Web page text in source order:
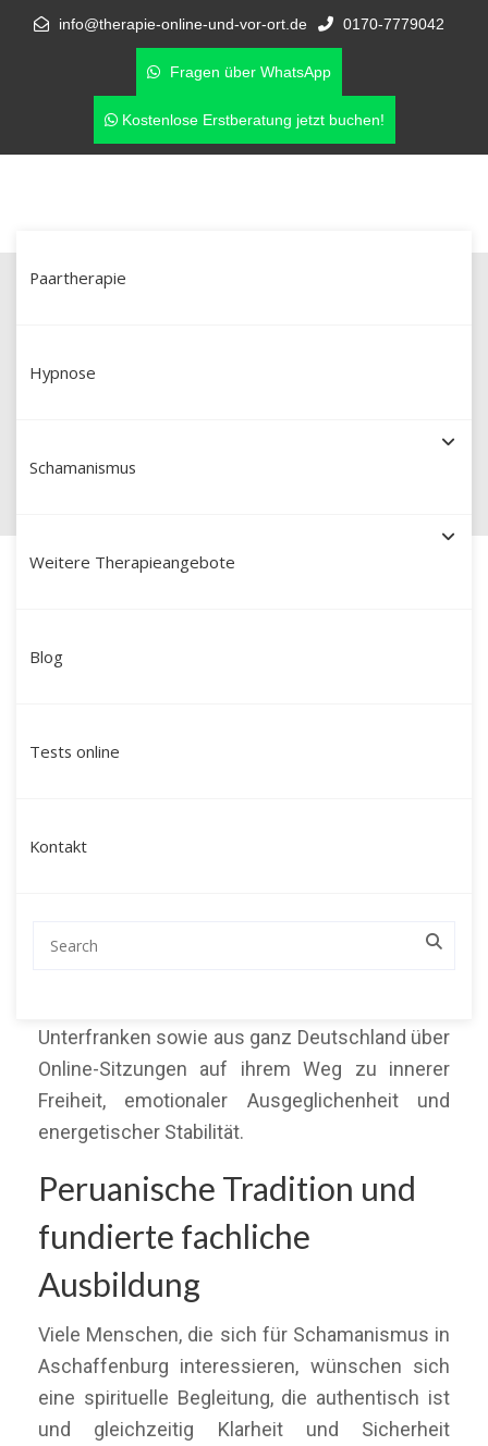
info@therapie-online-und-vor-ort.de 0170-7779042
Fragen über WhatsApp
Kostenlose Erstberatung jetzt buchen!
Paartherapie
Hypnose
Schamanismus
Weitere Therapieangebote
Blog
Tests online
Kontakt
Aschaffenburg & online –
Sozialpädagoge aus Peru)
Gesprächstherapien hinausgeht?
Unterfranken sowie aus ganz Deutschland über
Online-Sitzungen auf ihrem Weg zu innerer
Freiheit, emotionaler Ausgeglichenheit und
energetischer Stabilität.
Peruanische Tradition und
fundierte fachliche
Ausbildung
Viele Menschen, die sich für Schamanismus in
Aschaffenburg interessieren, wünschen sich
eine spirituelle Begleitung, die authentisch ist
und gleichzeitig Klarheit und Sicherheit